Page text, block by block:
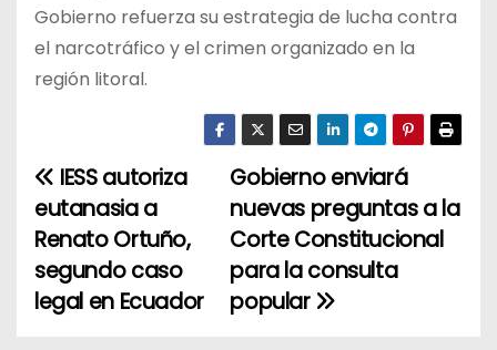
Gobierno refuerza su estrategia de lucha contra
el narcotráfico y el crimen organizado en la
región litoral.
N
a
v
e
Gobierno enviará
nuevas preguntas a la
Corte Constitucional
para la consulta
popular
IESS autoriza
eutanasia a
Renato Ortuño,
segundo caso
legal en Ecuador